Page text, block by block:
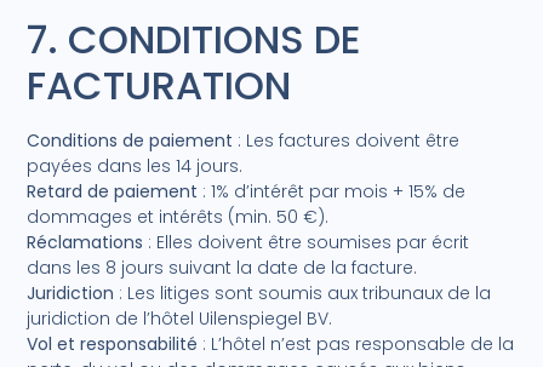
7. CONDITIONS DE
FACTURATION
Conditions de paiement : Les factures doivent être
payées dans les 14 jours.
Retard de paiement : 1% d’intérêt par mois + 15% de
dommages et intérêts (min. 50 €).
Réclamations : Elles doivent être soumises par écrit
dans les 8 jours suivant la date de la facture.
Juridiction : Les litiges sont soumis aux tribunaux de la
juridiction de l’hôtel Uilenspiegel BV.
Vol et responsabilité : L’hôtel n’est pas responsable de la